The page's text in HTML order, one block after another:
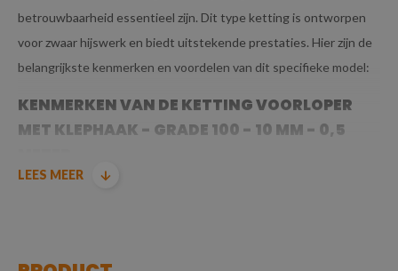
betrouwbaarheid essentieel zijn. Dit type ketting is ontworpen
voor zwaar hijswerk en biedt uitstekende prestaties. Hier zijn de
belangrijkste kenmerken en voordelen van dit specifieke model:
KENMERKEN VAN DE KETTING VOORLOPER
MET KLEPHAAK - GRADE 100 - 10 MM - 0,5
LEES MEER